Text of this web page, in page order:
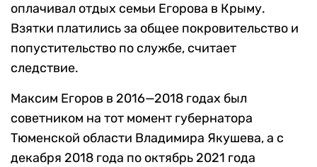
оплачивал отдых семьи Егорова в Крыму.
Взятки платились за общее покровительство и
попустительство по службе, считает
следствие.
Максим Егоров в 2016—2018 годах был
советником на тот момент губернатора
Тюменской области Владимира Якушева, а с
декабря 2018 года по октябрь 2021 года